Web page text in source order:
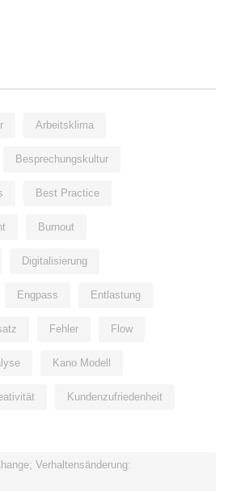
Arbeitsklima
Besprechungskultur
Best Practice
Burnout
Digitalisierung
Engpass Entlastung
Fehler Flow
Kano Modell
Kundenzufriedenheit
Verhaltensänderung: